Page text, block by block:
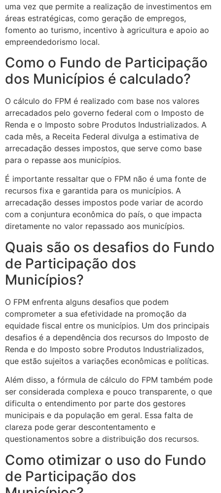
uma vez que permite a realização de investimentos em
áreas estratégicas, como geração de empregos,
fomento ao turismo, incentivo à agricultura e apoio ao
empreendedorismo local.
Como o Fundo de Participação
dos Municípios é calculado?
O cálculo do FPM é realizado com base nos valores
arrecadados pelo governo federal com o Imposto de
Renda e o Imposto sobre Produtos Industrializados. A
cada mês, a Receita Federal divulga a estimativa de
arrecadação desses impostos, que serve como base
para o repasse aos municípios.
É importante ressaltar que o FPM não é uma fonte de
recursos fixa e garantida para os municípios. A
arrecadação desses impostos pode variar de acordo
com a conjuntura econômica do país, o que impacta
diretamente no valor repassado aos municípios.
Quais são os desafios do Fundo
de Participação dos
Municípios?
O FPM enfrenta alguns desafios que podem
comprometer a sua efetividade na promoção da
equidade fiscal entre os municípios. Um dos principais
desafios é a dependência dos recursos do Imposto de
Renda e do Imposto sobre Produtos Industrializados,
que estão sujeitos a variações econômicas e políticas.
Além disso, a fórmula de cálculo do FPM também pode
ser considerada complexa e pouco transparente, o que
dificulta o entendimento por parte dos gestores
municipais e da população em geral. Essa falta de
clareza pode gerar descontentamento e
questionamentos sobre a distribuição dos recursos.
Como otimizar o uso do Fundo
de Participação dos